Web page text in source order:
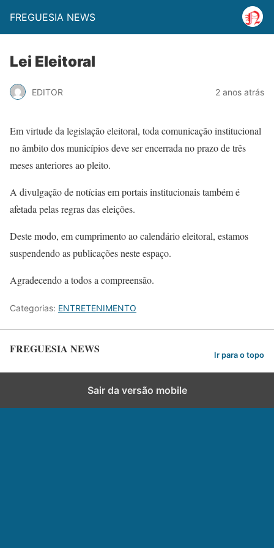
FREGUESIA NEWS
Lei Eleitoral
EDITOR 2 anos atrás
Em virtude da legislação eleitoral, toda comunicação institucional
no âmbito dos municípios deve ser encerrada no prazo de três
meses anteriores ao pleito.
A divulgação de notícias em portais institucionais também é
afetada pelas regras das eleições.
Deste modo, em cumprimento ao calendário eleitoral, estamos
suspendendo as publicações neste espaço.
Agradecendo a todos a compreensão.
Categorias: ENTRETENIMENTO
FREGUESIA NEWS Ir para o topo
Sair da versão mobile